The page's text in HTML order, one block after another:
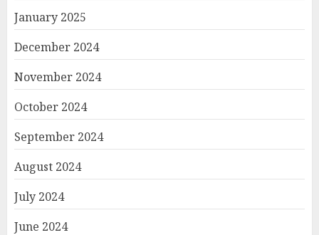
January 2025
December 2024
November 2024
October 2024
September 2024
August 2024
July 2024
June 2024